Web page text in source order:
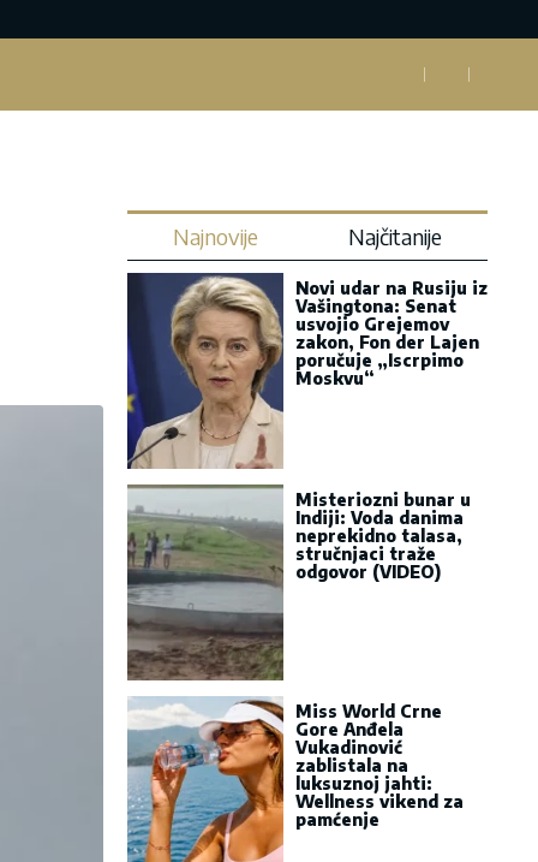
Najnovije Najčitanije
Novi udar na Rusiju iz
Vašingtona: Senat
usvojio Grejemov
zakon, Fon der Lajen
poručuje „Iscrpimo
Moskvu“
Misteriozni bunar u
Indiji: Voda danima
neprekidno talasa,
stručnjaci traže
odgovor (VIDEO)
Miss World Crne
Gore Anđela
Vukadinović
zablistala na
luksuznoj jahti:
Wellness vikend za
pamćenje